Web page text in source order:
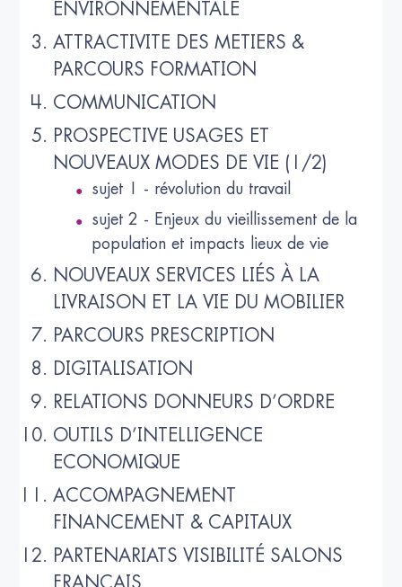
ENVIRONNEMENTALE
ATTRACTIVITE DES METIERS &
PARCOURS FORMATION
COMMUNICATION
PROSPECTIVE USAGES ET
NOUVEAUX MODES DE VIE (1/2)
sujet 1 - révolution du travail
sujet 2 - Enjeux du vieillissement de la
population et impacts lieux de vie
NOUVEAUX SERVICES LIÉS À LA
LIVRAISON ET LA VIE DU MOBILIER
PARCOURS PRESCRIPTION
DIGITALISATION
RELATIONS DONNEURS D’ORDRE
OUTILS D’INTELLIGENCE
ECONOMIQUE
ACCOMPAGNEMENT
FINANCEMENT & CAPITAUX
PARTENARIATS VISIBILITÉ SALONS